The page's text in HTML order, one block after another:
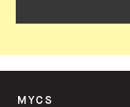
MYCS